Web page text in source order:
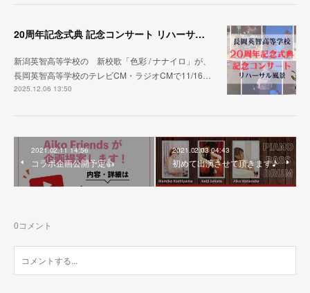
20周年記念式典 記念コンサート リハーサル映像 公開
新潟英智高等学校の 新校歌「色彩 / ナナイロ」が、
長岡英智高等学校のテレビCM・ラジオCMで11/16…
2025.12.06 13:50
2021.02.11 14:56
コラボ企画公開予定👍
2021.02.03 04:43
初めて出演させて頂きます♪
0コメント